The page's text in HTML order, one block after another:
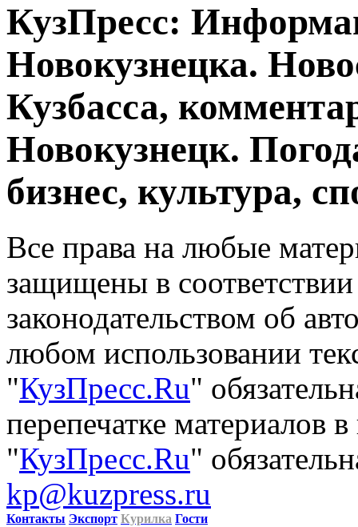
КузПресс:
Новокузнецка.
Кузбасса,
Новокузнецк.
бизнес, культура,
Все права на любые
защищены в
законодательством об
любом использовании
"КузПресс.Ru"
перепечатке материалов
"КузПресс.Ru"
kp@kuzpress.ru
Контакты Экспорт Курилка Гости